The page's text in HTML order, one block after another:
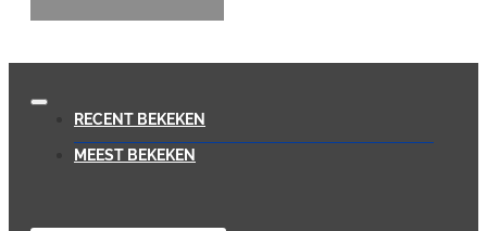
RECENT BEKEKEN
MEEST BEKEKEN